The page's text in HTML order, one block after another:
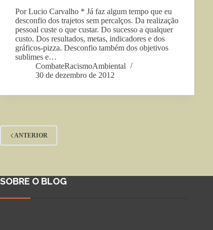
Por Lucio Carvalho * Já faz algum tempo que eu
desconfio dos trajetos sem percalços. Da realização
pessoal custe o que custar. Do sucesso a qualquer
custo. Dos resultados, metas, indicadores e dos
gráficos-pizza. Desconfio também dos objetivos
sublimes e…
CombateRacismoAmbiental
30 de dezembro de 2012
ANTERIOR
SOBRE O BLOG